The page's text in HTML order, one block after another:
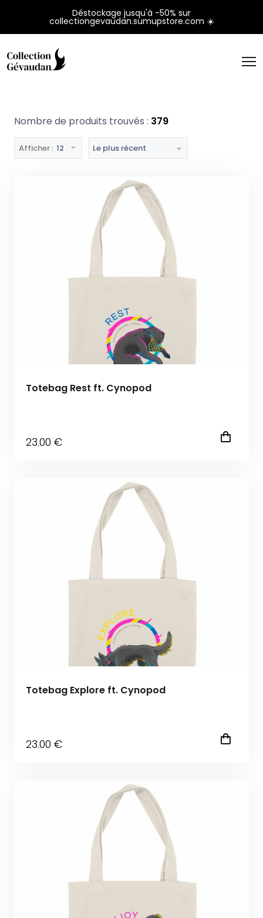
Déstockage jusqu'à -50% sur
collectiongevaudan.sumupstore.com ☀️
Nombre de produits trouvés : 379
Afficher : 12 Le plus récent
Totebag Rest ft. Cynopod
23.00 €
Totebag Explore ft. Cynopod
23.00 €
Panneau de gestion des cookies